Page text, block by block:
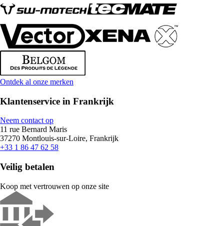
Ontdek al onze merken
Klantenservice in Frankrijk
Neem contact op
11 rue Bernard Maris
37270 Montlouis-sur-Loire, Frankrijk
+33 1 86 47 62 58
Veilig betalen
Koop met vertrouwen op onze site